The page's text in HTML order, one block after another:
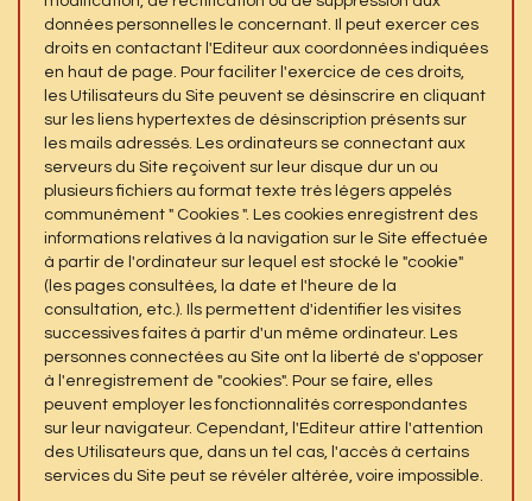
données personnelles le concernant. Il peut exercer ces
droits en contactant l'Editeur aux coordonnées indiquées
en haut de page. Pour faciliter l'exercice de ces droits,
les Utilisateurs du Site peuvent se désinscrire en cliquant
sur les liens hypertextes de désinscription présents sur
les mails adressés. Les ordinateurs se connectant aux
serveurs du Site reçoivent sur leur disque dur un ou
plusieurs fichiers au format texte très légers appelés
communément " Cookies ". Les cookies enregistrent des
informations relatives à la navigation sur le Site effectuée
à partir de l'ordinateur sur lequel est stocké le "cookie"
(les pages consultées, la date et l'heure de la
consultation, etc.). Ils permettent d'identifier les visites
successives faites à partir d'un même ordinateur. Les
personnes connectées au Site ont la liberté de s'opposer
à l'enregistrement de "cookies". Pour se faire, elles
peuvent employer les fonctionnalités correspondantes
sur leur navigateur. Cependant, l'Editeur attire l'attention
des Utilisateurs que, dans un tel cas, l'accès à certains
services du Site peut se révéler altérée, voire impossible.